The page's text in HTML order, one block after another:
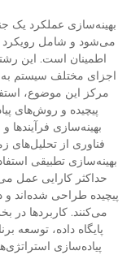
بهینه‌سازی عملکرد یک
می‌شود و شامل رویکرد
اطمینان است. این
اجزای مختلف سیستم به
مرکز این موضوع،
پیچیده و روش‌های
بهینه‌سازی فرآیندها
فناوری از تحلیل‌های
بهینه‌سازی تطبیقی
حداکثر کارایی عمل
پیچیده طراحی شده‌اند
می‌کنند. کاربردها
پایگاه داده،
پیاده‌سازی